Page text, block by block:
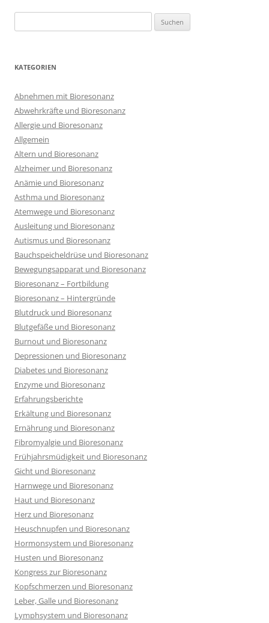
nach:
KATEGORIEN
Abnehmen mit Bioresonanz
Abwehrkräfte und Bioresonanz
Allergie und Bioresonanz
Allgemein
Altern und Bioresonanz
Alzheimer und Bioresonanz
Anämie und Bioresonanz
Asthma und Bioresonanz
Atemwege und Bioresonanz
Ausleitung und Bioresonanz
Autismus und Bioresonanz
Bauchspeicheldrüse und Bioresonanz
Bewegungsapparat und Bioresonanz
Bioresonanz – Fortbildung
Bioresonanz – Hintergründe
Blutdruck und Bioresonanz
Blutgefäße und Bioresonanz
Burnout und Bioresonanz
Depressionen und Bioresonanz
Diabetes und Bioresonanz
Enzyme und Bioresonanz
Erfahrungsberichte
Erkältung und Bioresonanz
Ernährung und Bioresonanz
Fibromyalgie und Bioresonanz
Frühjahrsmüdigkeit und Bioresonanz
Gicht und Bioresonanz
Harnwege und Bioresonanz
Haut und Bioresonanz
Herz und Bioresonanz
Heuschnupfen und Bioresonanz
Hormonsystem und Bioresonanz
Husten und Bioresonanz
Kongress zur Bioresonanz
Kopfschmerzen und Bioresonanz
Leber, Galle und Bioresonanz
Lymphsystem und Bioresonanz